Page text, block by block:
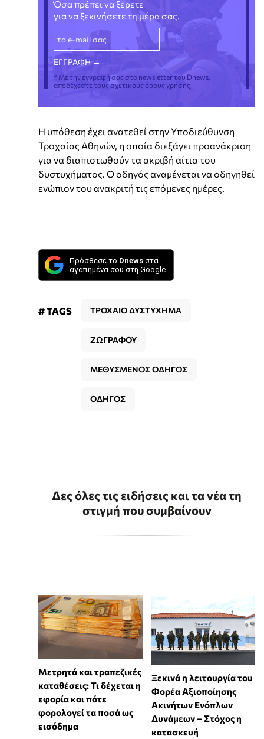
Όσα πρέπει να ξέρετε
για να ξεκινήσετε τη μέρα σας.
* Με την εγγραφή σας στο newsletter του Dnews,
αποδέχεστε τους σχετικούς όρους χρήσης
Η υπόθεση έχει ανατεθεί στην Υποδιεύθυνση
Τροχαίας Αθηνών, η οποία διεξάγει προανάκριση
για να διαπιστωθούν τα ακριβή αίτια του
δυστυχήματος. Ο οδηγός αναμένεται να οδηγηθεί
ενώπιον του ανακριτή τις επόμενες ημέρες.
Πρόσθεσε το Dnews στα
αγαπημένα σου στη Google
# TAGS ΤΡΟΧΑΙΟ ΔΥΣΤΥΧΗΜΑ
ΖΩΓΡΑΦΟΥ
ΜΕΘΥΣΜΕΝΟΣ ΟΔΗΓΟΣ
ΟΔΗΓΟΣ
Δες όλες τις ειδήσεις και τα νέα τη
στιγμή που συμβαίνουν
Μετρητά και τραπεζικές
καταθέσεις: Τι δέχεται η
εφορία και πότε
φορολογεί τα ποσά ως
εισόδημα
Ξεκινά η λειτουργία του
Φορέα Αξιοποίησης
Ακινήτων Ενόπλων
Δυνάμεων – Στόχος η
κατασκευή